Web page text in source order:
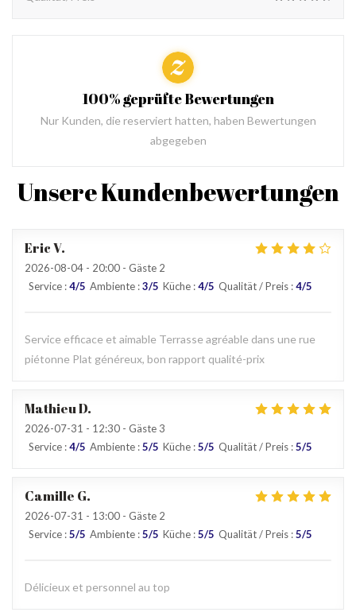
Unsere Kundenbewertungen
EricV
2026-08-04 - 20:00 - Gäste 2
Service :4/5 Ambiente :3/5 Küche :4/5 Qualität / Preis :4/5
Service efficace et aimable Terrasse agréable dans une rue
piétonne Plat généreux, bon rapport qualité-prix
MathieuD
2026-07-31 - 12:30 - Gäste 3
Service :4/5 Ambiente :5/5 Küche :5/5 Qualität / Preis :5/5
Camille G
2026-07-31 - 13:00 - Gäste 2
Service :5/5 Ambiente :5/5 Küche :5/5 Qualität / Preis :5/5
Délicieux et personnel au top
100% geprüfte Bewertungen
Nur Kunden, die reserviert hatten, haben Bewertungen
abgegeben